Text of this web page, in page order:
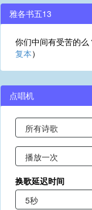
雅各书五13
你们中间有受苦的
复本）
点唱机
换歌延迟时间